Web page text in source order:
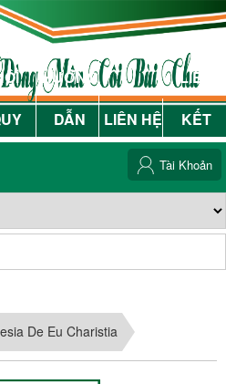
HƯỚNG
DẪN
LIÊN HỆ
LIÊN
KẾT
Tài Khoản
De Eu Charistia